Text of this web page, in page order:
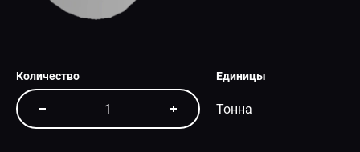
Количество Единицы
Тонна